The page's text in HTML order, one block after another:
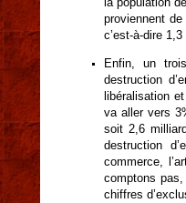
proviennent
c’est-à-dire
Enfin, un
destruction
libéralisation
va aller vers
soit 2,6
destruction
commerce,
comptons
chiffres